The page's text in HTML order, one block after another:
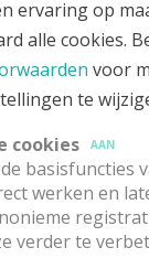
Eucharistie
Eucharistie
Eucharistie
Eucharistie
ervaring op
alle cookies.
voor
te
cookies
AAN
basisfuncties
werken en
verder te